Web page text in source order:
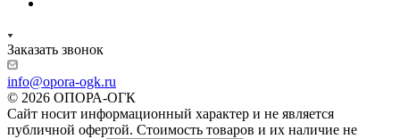
Заказать звонок
info@opora-ogk.ru
© 2026 ОПОРА-ОГК
Сайт носит информационный характер и не является
публичной офертой. Стоимость товаров и их наличие не